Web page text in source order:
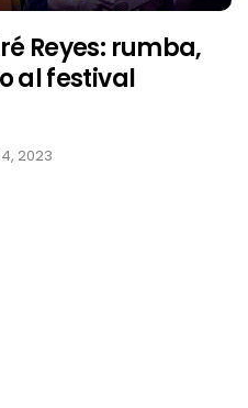
Reyes: rumba,
al festival
2023